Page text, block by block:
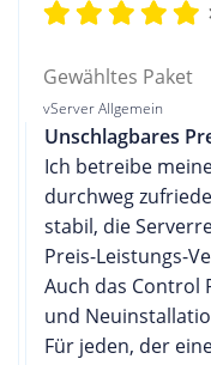
Gewähltes Paket
vServer Allgemein
Unschlagbares
Ich betreibe
durchweg
stabil, die
Preis-Leistungs-
Auch das Control
und
Für jeden, der